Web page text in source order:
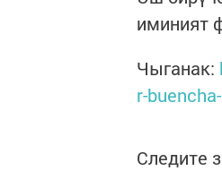
иминият
Чыганак:
r-
Следите